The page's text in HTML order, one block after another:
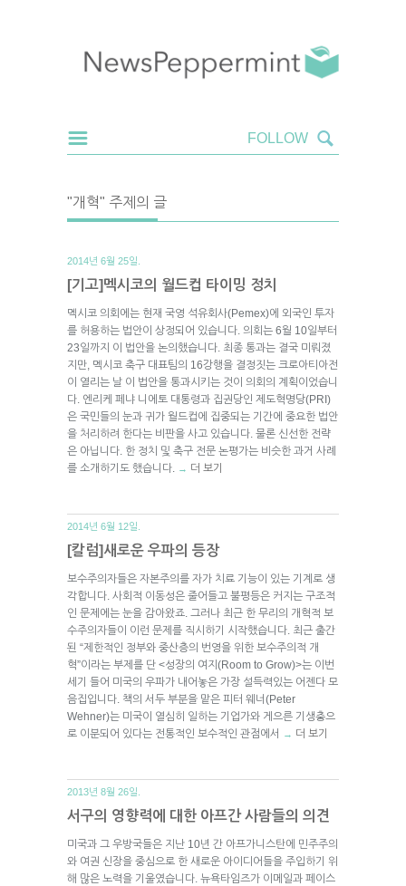
"개혁" 주제의 글
2014년 6월 25일.
[기고]멕시코의 월드컵 타이밍 정치
멕시코 의회에는 현재 국영 석유회사(Pemex)에 외국인 투자
를 허용하는 법안이 상정되어 있습니다. 의회는 6월 10일부터
23일까지 이 법안을 논의했습니다. 최종 통과는 결국 미뤄졌
지만, 멕시코 축구 대표팀의 16강행을 결정짓는 크로아티아전
이 열리는 날 이 법안을 통과시키는 것이 의회의 계획이었습니
다. 엔리케 페냐 니에토 대통령과 집권당인 제도혁명당(PRI)
은 국민들의 눈과 귀가 월드컵에 집중되는 기간에 중요한 법안
을 처리하려 한다는 비판을 사고 있습니다. 물론 신선한 전략
은 아닙니다. 한 정치 및 축구 전문 논평가는 비슷한 과거 사례
를 소개하기도 했습니다.
→ 더 보기
2014년 6월 12일.
[칼럼]새로운 우파의 등장
보수주의자들은 자본주의를 자가 치료 기능이 있는 기계로 생
각합니다. 사회적 이동성은 줄어들고 불평등은 커지는 구조적
인 문제에는 눈을 감아왔죠. 그러나 최근 한 무리의 개혁적 보
수주의자들이 이런 문제를 직시하기 시작했습니다. 최근 출간
된 “제한적인 정부와 중산층의 번영을 위한 보수주의적 개
혁”이라는 부제를 단 <성장의 여지(Room to Grow)>는 이번
세기 들어 미국의 우파가 내어놓은 가장 설득력있는 어젠다 모
음집입니다. 책의 서두 부분을 맡은 피터 웨너(Peter
Wehner)는 미국이 열심히 일하는 기업가와 게으른 기생충으
로 이분되어 있다는 전통적인 보수적인 관점에서
→ 더 보기
2013년 8월 26일.
서구의 영향력에 대한 아프간 사람들의 의견
미국과 그 우방국들은 지난 10년 간 아프가니스탄에 민주주의
와 여권 신장을 중심으로 한 새로운 아이디어들을 주입하기 위
해 많은 노력을 기울였습니다. 뉴욕타임즈가 이메일과 페이스